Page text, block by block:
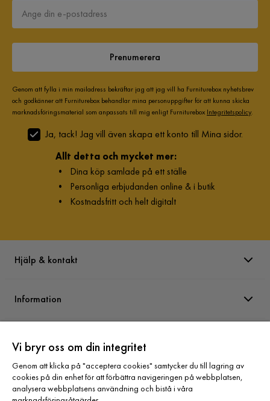
Prenumerera
Genom att fylla i min mailadress bekräftar jag att jag vill ha Furniturebox nyhetsbrev
och godkänner att Furniturebox behandlar mina personuppgifter för att kunna skicka
marknadsföringsmaterial som anpassats till mig enligt Furniturebox Integritetspolicy.
Ja, tack! Jag vill även skapa ett konto till Mina sidor.
Allt detta och mycket mer:
• Dina köp samlade på ett ställe
• Personliga erbjudanden online & i butik
• Kostnadsfritt och helt digitalt
Hjälp & kontakt
Information
Sortiment
Vi bryr oss om din integritet
Genom att klicka på "acceptera cookies" samtycker du till lagring av
cookies på din enhet för att förbättra navigeringen på webbplatsen,
analysera webbplatsens användning och bistå i våra